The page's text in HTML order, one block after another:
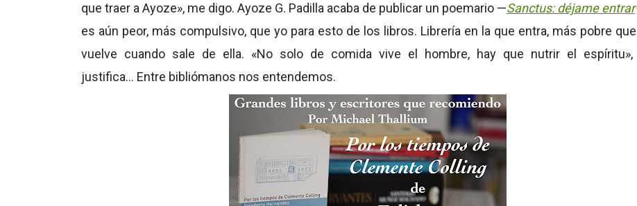
que traer a Ayoze», me digo. Ayoze G. Padilla acaba de publicar un poemario —Sanctus: déjame entrar
es aún peor, más compulsivo, que yo para esto de los libros. Librería en la que entra, más pobre
vuelve cuando sale de ella. «No solo de comida vive el hombre, hay que nutrir el espíritu
justifica... Entre bibliómanos nos entendemos.